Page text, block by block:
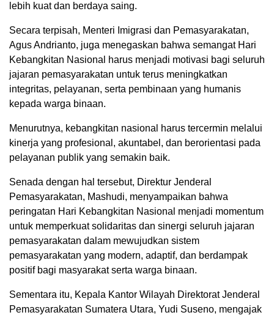
lebih kuat dan berdaya saing.
Secara terpisah, Menteri Imigrasi dan Pemasyarakatan,
Agus Andrianto, juga menegaskan bahwa semangat Hari
Kebangkitan Nasional harus menjadi motivasi bagi seluruh
jajaran pemasyarakatan untuk terus meningkatkan
integritas, pelayanan, serta pembinaan yang humanis
kepada warga binaan.
Menurutnya, kebangkitan nasional harus tercermin melalui
kinerja yang profesional, akuntabel, dan berorientasi pada
pelayanan publik yang semakin baik.
Senada dengan hal tersebut, Direktur Jenderal
Pemasyarakatan, Mashudi, menyampaikan bahwa
peringatan Hari Kebangkitan Nasional menjadi momentum
untuk memperkuat solidaritas dan sinergi seluruh jajaran
pemasyarakatan dalam mewujudkan sistem
pemasyarakatan yang modern, adaptif, dan berdampak
positif bagi masyarakat serta warga binaan.
Sementara itu, Kepala Kantor Wilayah Direktorat Jenderal
Pemasyarakatan Sumatera Utara, Yudi Suseno, mengajak